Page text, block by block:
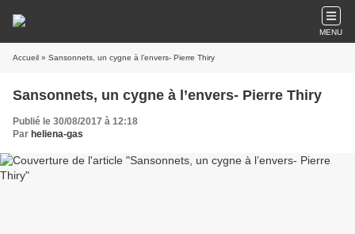
MENU
Accueil » Sansonnets, un cygne à l’envers- Pierre Thiry
Sansonnets, un cygne à l’envers- Pierre Thiry
Publié le 30/08/2017 à 12:18
Par heliena-gas